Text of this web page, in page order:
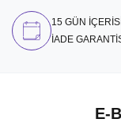
15 GÜN
İADE
E-